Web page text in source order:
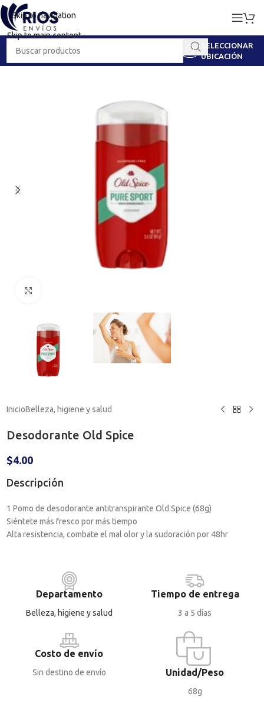
Skip to navigation
Skip to main content
SELECCIONAR
UBICACIÓN
InicioBelleza, higiene y salud
Desodorante Old Spice
$4.00
Descripción
1 Pomo de desodorante antitranspirante Old Spice (68g)
Siéntete más fresco por más tiempo
Alta resistencia, combate el mal olor y la sudoración por 48hr
Departamento
Belleza, higiene y salud
Tiempo de entrega
3 a 5 días
Costo de envío
Sin destino de envío Unidad/Peso
68g